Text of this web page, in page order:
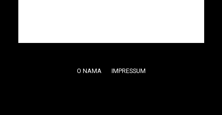
O NAMA IMPRESSUM